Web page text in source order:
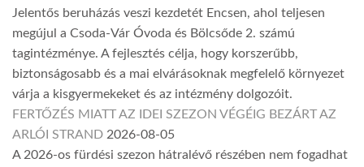
Jelentős beruházás veszi kezdetét Encsen, ahol teljesen
megújul a Csoda-Vár Óvoda és Bölcsőde 2. számú
tagintézménye. A fejlesztés célja, hogy korszerűbb,
biztonságosabb és a mai elvárásoknak megfelelő környezet
várja a kisgyermekeket és az intézmény dolgozóit.
FERTŐZÉS MIATT AZ IDEI SZEZON VÉGÉIG BEZÁRT AZ
ARLÓI STRAND 2026-08-05
A 2026-os fürdési szezon hátralévő részében nem fogadhat